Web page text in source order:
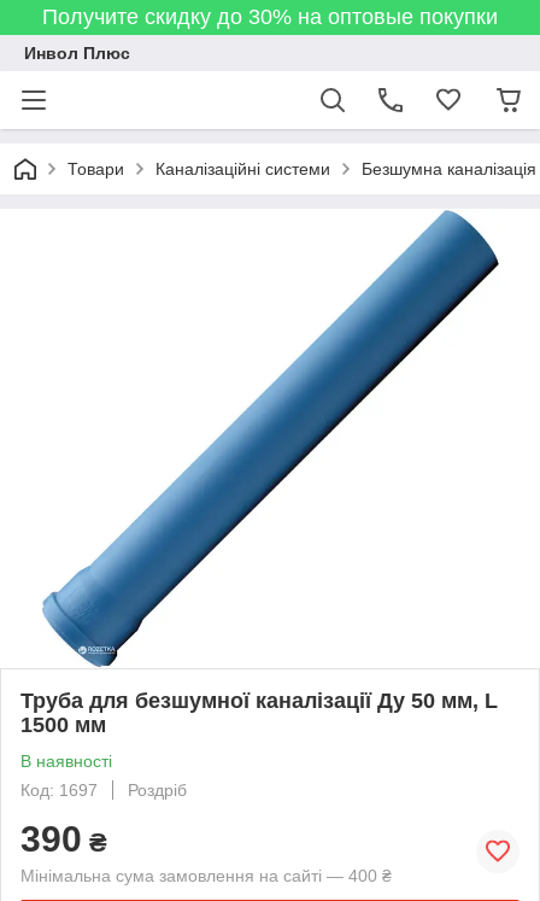
Получите скидку до 30% на оптовые покупки
Инвол Плюс
Товари Каналізаційні системи Безшумна каналізація
Труба для безшумної каналізації Ду 50 мм, L
1500 мм
В наявності
Код: 1697
Роздріб
390 ₴
Мінімальна сума замовлення на сайті — 400 ₴